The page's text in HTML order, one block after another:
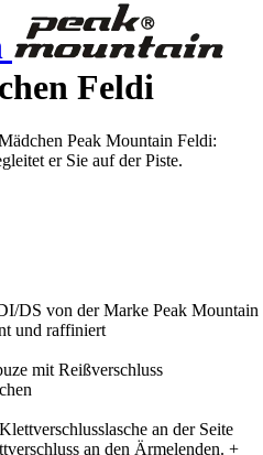
Feldi
Peak Mountain Feldi:
er Sie auf der Piste.
DS von der Marke Peak Mountain
und raffiniert
mit Reißverschluss
an der Seite
an den Ärmelenden. +